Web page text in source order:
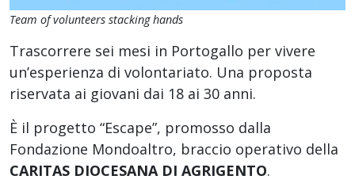
Team of volunteers stacking hands
Trascorrere sei mesi in Portogallo per vivere
un’esperienza di volontariato. Una proposta
riservata ai giovani dai 18 ai 30 anni.
È il progetto “Escape”, promosso dalla
Fondazione Mondoaltro, braccio operativo della
CARITAS DIOCESANA DI AGRIGENTO.